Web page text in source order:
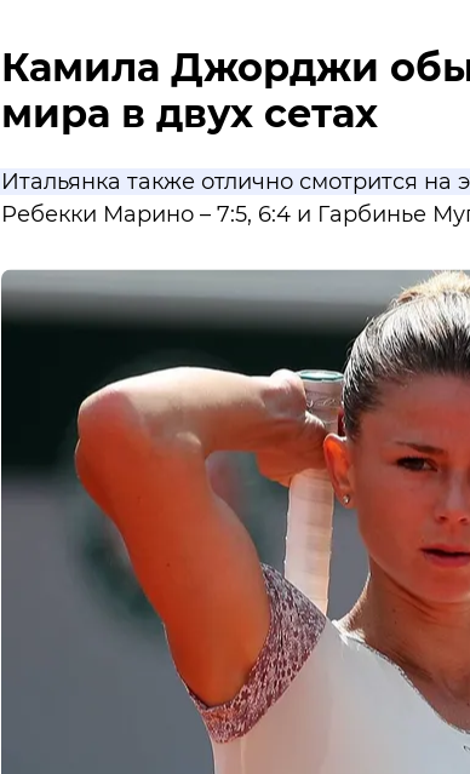
Камила Джорджи
мира в двух сетах
Итальянка также отлично смотрится на
Ребекки Марино – 7:5, 6:4 и Гарбинье